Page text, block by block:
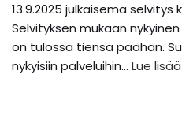
13.9.2025 julkaisema
Selvityksen mukaan
on tulossa tiensä päähän.
nykyisiin palveluihin… Lue lisää